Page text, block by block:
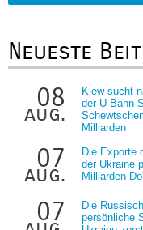
Neueste
08
aug.
Kiew sucht
der U-Bahn-
Milliarden
07
aug.
Die Exporte
der Ukraine
Milliarden
07
Die
persönliche